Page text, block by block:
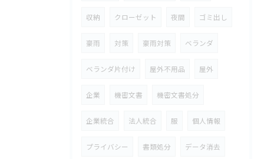
収納 クローゼット 夜間 ゴミ出し
豪雨 対策 豪雨対策 ベランダ
ベランダ片付け 屋外不用品 屋外
企業 機密文書 機密文書処分
企業統合 法人統合 服 個人情報
プライバシー 書類処分 データ消去